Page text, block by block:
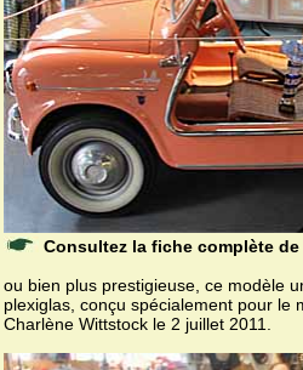
Consultez la fiche complète
ou bien plus prestigieuse, ce modèle
plexiglas, conçu spécialement pour le
Charlène Wittstock le 2 juillet 2011.